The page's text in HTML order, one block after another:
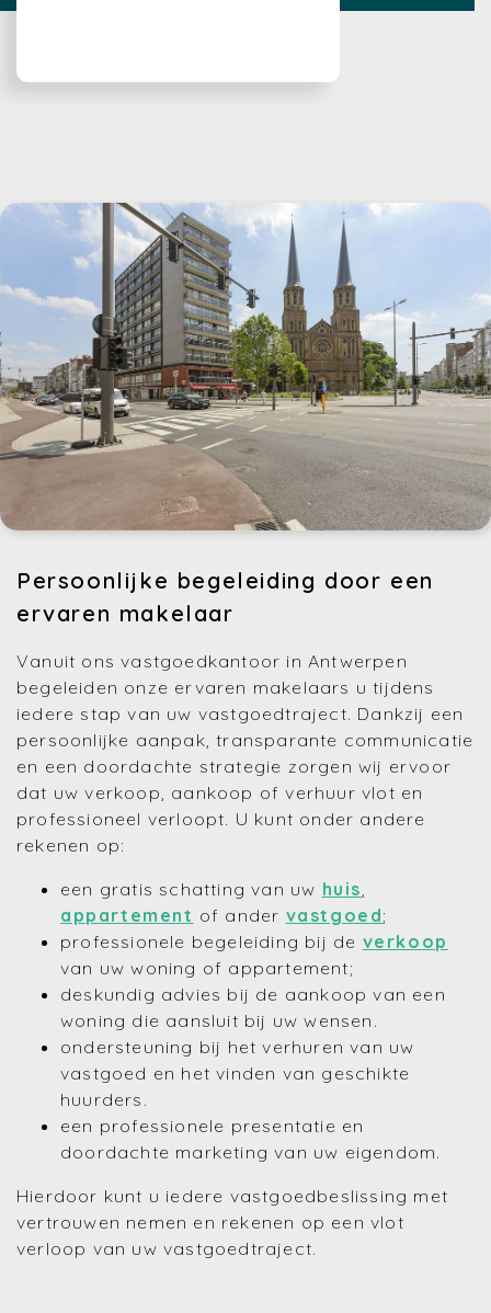
Persoonlijke begeleiding door een
ervaren makelaar
Vanuit ons vastgoedkantoor in Antwerpen
begeleiden onze ervaren makelaars u tijdens
iedere stap van uw vastgoedtraject. Dankzij een
persoonlijke aanpak, transparante communicatie
en een doordachte strategie zorgen wij ervoor
dat uw verkoop, aankoop of verhuur vlot en
professioneel verloopt. U kunt onder andere
rekenen op:
een gratis schatting van uw huis
appartement of ander vastgoed;
professionele begeleiding bij de verkoop
van uw woning of appartement;
deskundig advies bij de aankoop van een
woning die aansluit bij uw wensen.
ondersteuning bij het verhuren van uw
vastgoed en het vinden van geschikte
huurders.
een professionele presentatie en
doordachte marketing van uw eigendom.
Hierdoor kunt u iedere vastgoedbeslissing met
vertrouwen nemen en rekenen op een vlot
verloop van uw vastgoedtraject.